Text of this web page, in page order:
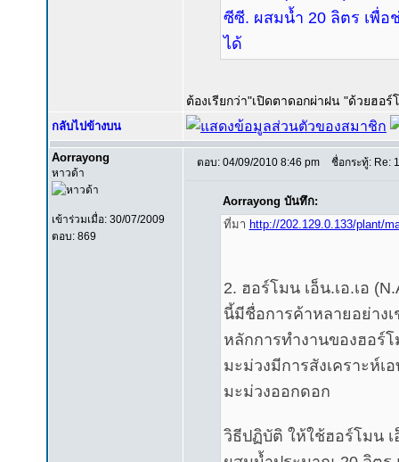
ซีซี. ผสมน้ำ 20 ลิตร เพื่อ
ได้
ต้องเรียกว่า"เปิดตาดอกผ่าฝน "ด้วยฮอ
กลับไปข้างบน
Aorrayong
หาวด้า
เข้าร่วมเมื่อ: 30/07/2009
ตอบ: 869
ตอบ: 04/09/2010 8:46 pm ชื่อกระทู้: Re:
Aorrayong บันทึก:
ที่มา http://202.129.0.133/plant/
2. ฮอร์โมน เอ็น.เอ.เอ
นี้มีชื่อการค้าหลายอย่าง
หลักการทำงานของฮอร์
มะม่วงมีการสังเคราะห์
มะม่วงออกดอก
วิธีปฏิบัติ ให้ใช้ฮอร์โมน